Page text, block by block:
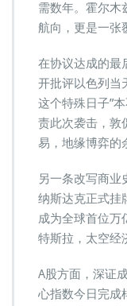
需数年。霍尔木
航向，更是一张
在协议达成的最
开批评以色列当
这个特殊日子”
责此次袭击，敦
易，地缘博弈的
另一条改写商业
纳斯达克正式挂
成为全球首位万
特斯拉，太空经
A股方面，深证
心指数今日完成